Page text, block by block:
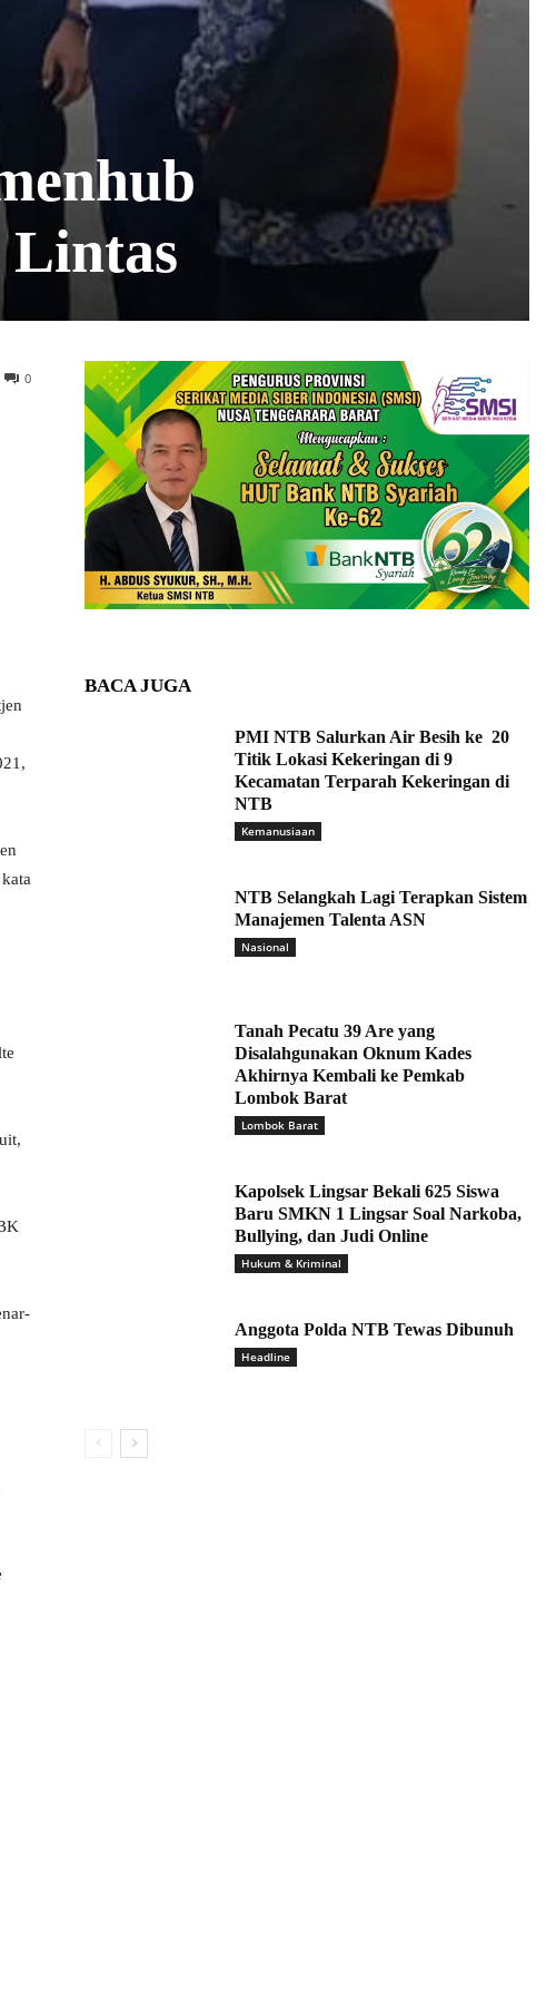
Lintas
0
BACA JUGA
PMI NTB Salurkan Air Besih ke 20
Titik Lokasi Kekeringan di 9
Kecamatan Terparah Kekeringan di
NTB
Kemanusiaan
NTB Selangkah Lagi Terapkan Sistem
Manajemen Talenta ASN
Nasional
Tanah Pecatu 39 Are yang
Disalahgunakan Oknum Kades
Akhirnya Kembali ke Pemkab
Lombok Barat
Lombok Barat
Kapolsek Lingsar Bekali 625 Siswa
Baru SMKN 1 Lingsar Soal Narkoba,
Bullying, dan Judi Online
Hukum & Kriminal
Anggota Polda NTB Tewas Dibunuh
Headline